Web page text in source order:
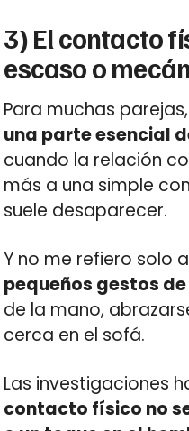
3) El contacto
escaso o
Para muchas
una parte esencial
cuando la relación
más a una simple
suele desaparecer.
Y no me refiero solo
pequeños gestos
de la mano,
cerca en el sofá.
Las investigaciones
contacto físico no